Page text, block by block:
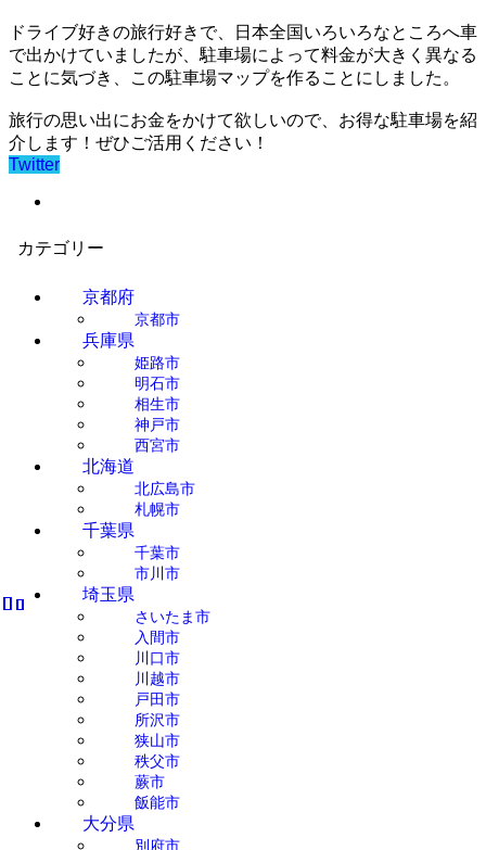
ドライブ好きの旅行好きで、日本全国いろいろなところへ車
で出かけていましたが、駐車場によって料金が大きく異なる
ことに気づき、この駐車場マップを作ることにしました。
旅行の思い出にお金をかけて欲しいので、お得な駐車場を紹
介します！ぜひご活用ください！
Twitter
カテゴリー
京都府
京都市
兵庫県
姫路市
明石市
相生市
神戸市
西宮市
北海道
北広島市
札幌市
千葉県
千葉市
市川市
埼玉県
さいたま市
入間市
川口市
川越市
戸田市
所沢市
狭山市
秩父市
蕨市
飯能市
大分県
別府市